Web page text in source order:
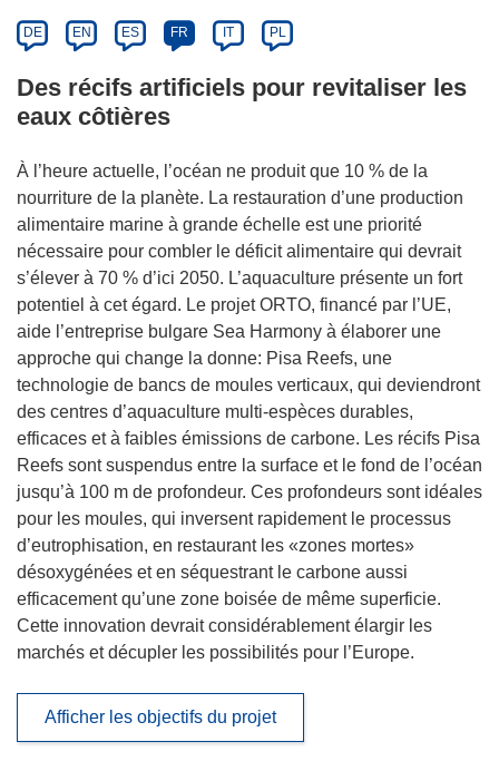
DE EN ES FR IT PL
Des récifs artificiels pour revitaliser les
eaux côtières
À l’heure actuelle, l’océan ne produit que 10 % de la
nourriture de la planète. La restauration d’une production
alimentaire marine à grande échelle est une priorité
nécessaire pour combler le déficit alimentaire qui devrait
s’élever à 70 % d’ici 2050. L’aquaculture présente un fort
potentiel à cet égard. Le projet ORTO, financé par l’UE,
aide l’entreprise bulgare Sea Harmony à élaborer une
approche qui change la donne: Pisa Reefs, une
technologie de bancs de moules verticaux, qui deviendront
des centres d’aquaculture multi-espèces durables,
efficaces et à faibles émissions de carbone. Les récifs Pisa
Reefs sont suspendus entre la surface et le fond de l’océan
jusqu’à 100 m de profondeur. Ces profondeurs sont idéales
pour les moules, qui inversent rapidement le processus
d’eutrophisation, en restaurant les «zones mortes»
désoxygénées et en séquestrant le carbone aussi
efficacement qu’une zone boisée de même superficie.
Cette innovation devrait considérablement élargir les
marchés et décupler les possibilités pour l’Europe.
Afficher les objectifs du projet